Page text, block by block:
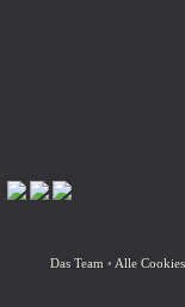
Das Team • Alle